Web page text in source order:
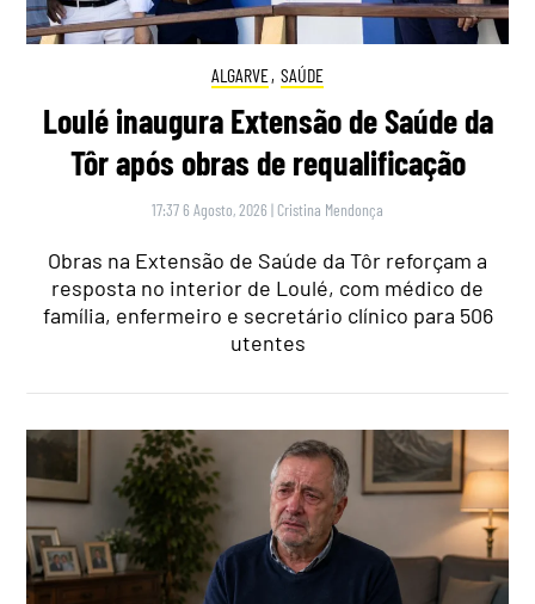
ALGARVE, SAÚDE
Loulé inaugura Extensão de Saúde da
Tôr após obras de requalificação
17:37 6 Agosto, 2026 | Cristina Mendonça
Obras na Extensão de Saúde da Tôr reforçam a
resposta no interior de Loulé, com médico de
família, enfermeiro e secretário clínico para 506
utentes